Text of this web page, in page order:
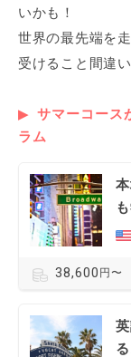
いかも！
世界の最先端を
受けること間違い
サマーコース
ラム
38,600 円〜